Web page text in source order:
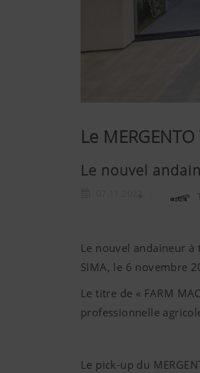
Le
Le nouvel
Le nouvel andaineur à
SIMA, le 6 novembre
Le titre de « FARM
professionnelle
Le pick-up du